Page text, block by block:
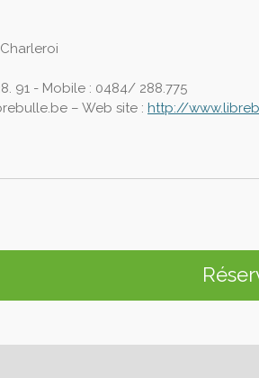
91 - Mobile : 0484/ 288.775
– Web site : http://